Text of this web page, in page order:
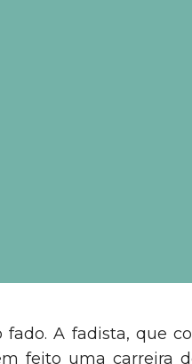
A fadista, que
feito uma carreira